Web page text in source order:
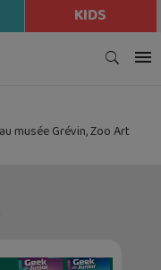
KIDS
musée Grévin, Zoo Art